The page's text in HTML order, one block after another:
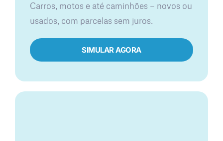
Carros, motos e até caminhões — novos ou
usados, com parcelas sem juros.
SIMULAR AGORA